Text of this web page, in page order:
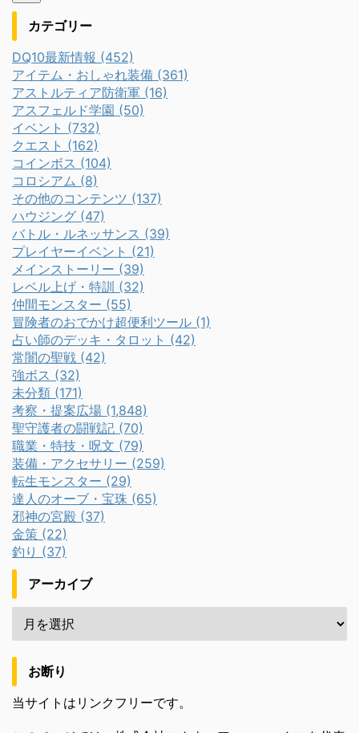
カテゴリー
DQ10最新情報 (452)
アイテム・おしゃれ装備 (361)
アストルティア防衛軍 (16)
アスフェルド学園 (50)
イベント (732)
クエスト (162)
コインボス (104)
コロシアム (8)
その他のコンテンツ (137)
ハウジング (47)
バトル・ルネッサンス (39)
プレイヤーイベント (21)
メインストーリー (39)
レベル上げ・特訓 (32)
仲間モンスター (55)
冒険者のおでかけ超便利ツール (1)
占い師のデッキ・タロット (42)
常闇の聖戦 (42)
強ボス (32)
未分類 (171)
考察・提案広場 (1,848)
聖守護者の闘戦記 (70)
職業・特技・呪文 (79)
装備・アクセサリー (259)
転生モンスター (29)
達人のオーブ・宝珠 (65)
邪神の宮殿 (37)
金策 (22)
釣り (37)
アーカイブ
お断り
当サイトはリンクフリーです。